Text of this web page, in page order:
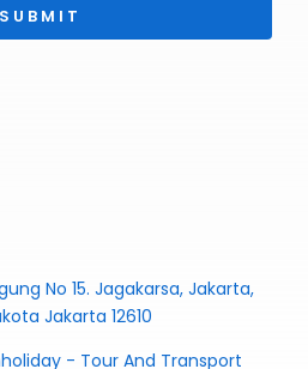
SUBMIT
No 15. Jagakarsa, Jakarta,
Jakarta 12610
- Tour And Transport